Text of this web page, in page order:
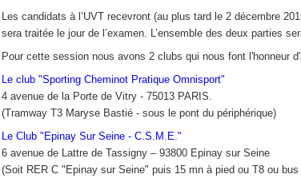
Les candidats à l’UVT recevront (au plus tard le 2 décembre
sera traitée le jour de l’examen. L’ensemble des deux parties
Pour cette session nous avons 2 clubs qui nous font l'honneur
Le club "Sporting Cheminot Pratique Omnisport"
4 avenue de la Porte de Vitry - 75013 PARIS.
(Tramway T3 Maryse Bastié - sous le pont du périphérique)
Le Club "Epinay Sur Seine - C.S.M.E."
6 avenue de Lattre de Tassigny – 93800 Epinay sur Seine
(Soit RER C "Epinay sur Seine" puis 15 mn à pied ou T8 ou